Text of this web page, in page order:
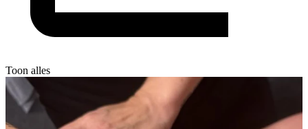
Toon alles